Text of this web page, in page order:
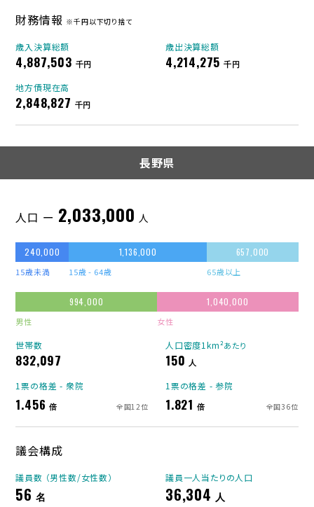
財務情報 ※千円以下切り捨て
歳入決算総額
4,887,503 千円
歳出決算総額
4,214,275 千円
地方債現在高
2,848,827 千円
長野県
人口 ー 2,033,000 人
240,000
15歳未満
1,136,000
15歳 - 64歳
657,000
65歳以上
994,000
男性
1,040,000
女性
世帯数
832,097
人口密度1km²あたり
150 人
1票の格差 - 衆院
1.456 倍 全国12位
1票の格差 - 参院
1.821 倍 全国36位
議会構成
議員数 （男性数/女性数）
56 名
議員一人当たりの人口
36,304 人